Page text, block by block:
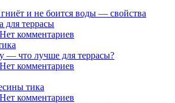
и не боится воды — свойства
для террасы
Нет комментариев
— что лучше для террасы?
Нет комментариев
тика
Нет комментариев